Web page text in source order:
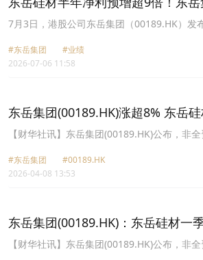
迎来周期反转？
7月3日，港股公司东岳集团（00189.HK）发
交出了一份硬核成绩单。
#东岳集团
#业绩
2026-07-06 11:58
东岳集团(00189.HK)涨超8% 东岳
同比增397.02%至451.34%
【财华社讯】东岳集团(00189.HK)公布，非
元至2.03亿元(人民币,下同)，同比增长
经常性损益后的净利润预计为盈利2.05亿元至
#东岳集团
#00189.HK
2026-04-08 13:53
东岳集团(00189.HK)：东岳硅材一
润3681.9万元
【财华社讯】东岳集团(00189.HK)公布，非